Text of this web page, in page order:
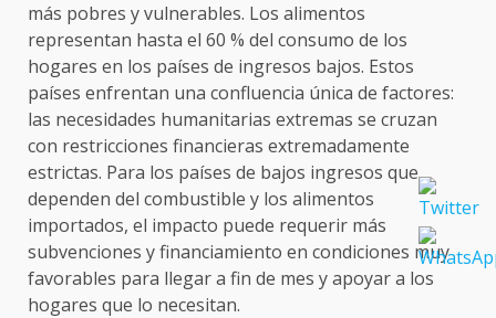
más pobres y vulnerables. Los alimentos
representan hasta el 60 % del consumo de los
hogares en los países de ingresos bajos. Estos
países enfrentan una confluencia única de factores:
las necesidades humanitarias extremas se cruzan
con restricciones financieras extremadamente
estrictas. Para los países de bajos ingresos que
dependen del combustible y los alimentos
importados, el impacto puede requerir más
subvenciones y financiamiento en condiciones muy
favorables para llegar a fin de mes y apoyar a los
hogares que lo necesitan.